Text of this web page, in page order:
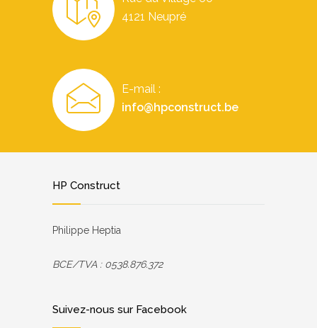
4121 Neupré
E-mail :
info@hpconstruct.be
HP Construct
Philippe Heptia
BCE/TVA : 0538.876.372
Suivez-nous sur Facebook